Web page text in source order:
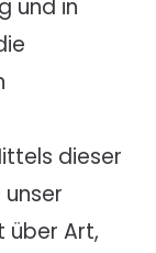
und in
dieser
über Art,